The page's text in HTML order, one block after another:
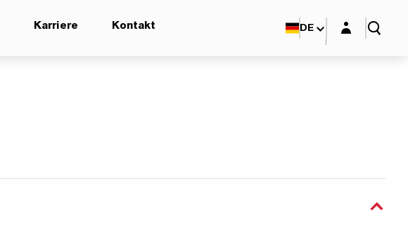
Karriere Kontakt DE Login-Maske